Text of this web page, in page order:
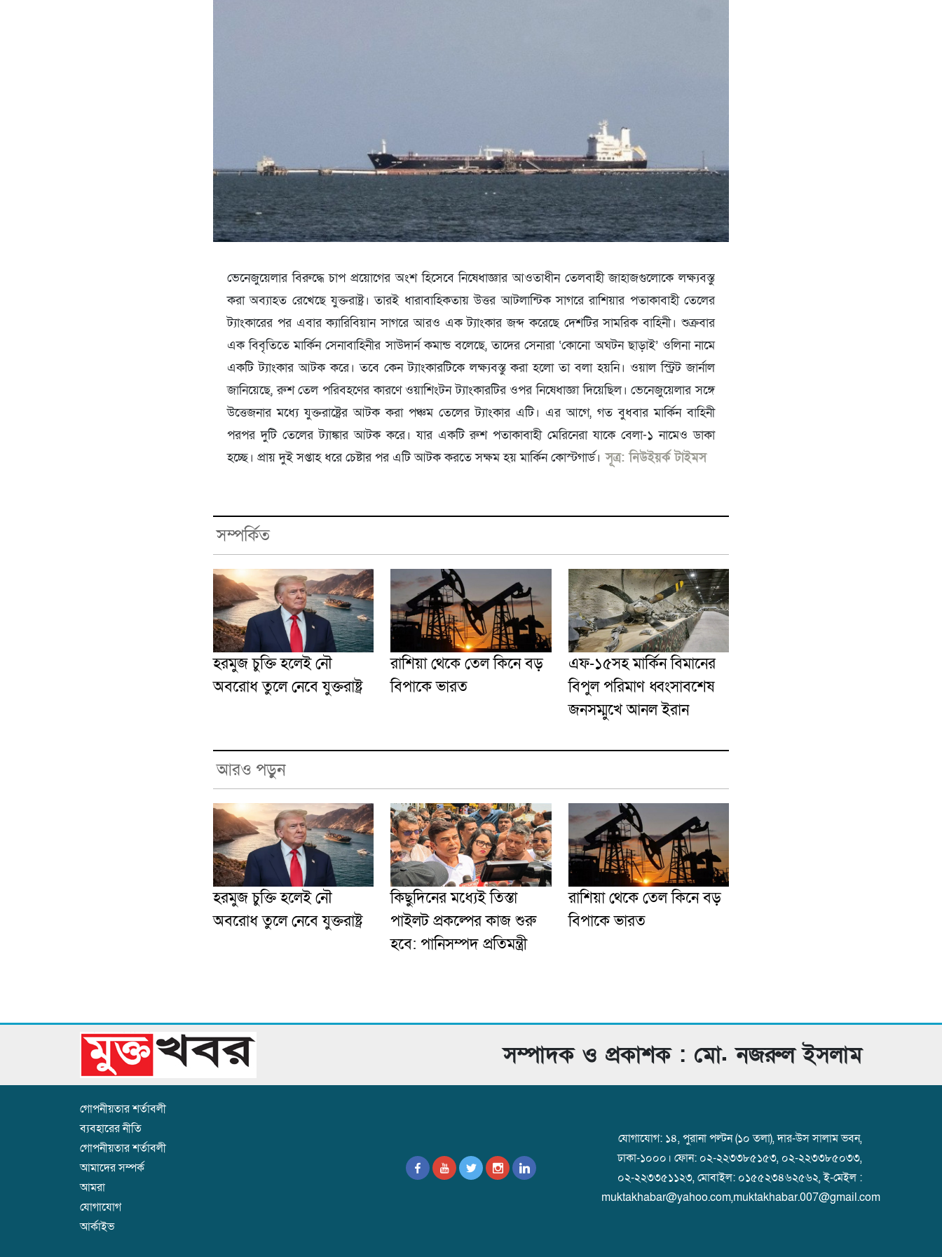
ভেনেজুয়েলার বিরুদ্ধে চাপ প্রয়োগের অংশ হিসেবে নিষেধাজ্ঞার আওতাধীন তেলবাহী জাহাজগুলোকে লক্ষ্যবস্তু
করা অব্যাহত রেখেছে যুক্তরাষ্ট্র। তারই ধারাবাহিকতায় উত্তর আটলান্টিক সাগরে রাশিয়ার পতাকাবাহী তেলের
ট্যাংকারের পর এবার ক্যারিবিয়ান সাগরে আরও এক ট্যাংকার জব্দ করেছে দেশটির সামরিক বাহিনী। শুক্রবার
এক বিবৃতিতে মার্কিন সেনাবাহিনীর সাউদার্ন কমান্ড বলেছে, তাদের সেনারা ‘কোনো অঘটন ছাড়াই’ ওলিনা নামে
একটি ট্যাংকার আটক করে। তবে কেন ট্যাংকারটিকে লক্ষ্যবস্তু করা হলো তা বলা হয়নি। ওয়াল স্ট্রিট জার্নাল
জানিয়েছে, রুশ তেল পরিবহণের কারণে ওয়াশিংটন ট্যাংকারটির ওপর নিষেধাজ্ঞা দিয়েছিল। ভেনেজুয়েলার সঙ্গে
উত্তেজনার মধ্যে যুক্তরাষ্ট্রের আটক করা পঞ্চম তেলের ট্যাংকার এটি। এর আগে, গত বুধবার মার্কিন বাহিনী
পরপর দুটি তেলের ট্যাঙ্কার আটক করে। যার একটি রুশ পতাকাবাহী মেরিনেরা যাকে বেলা-১ নামেও ডাকা
হচ্ছে। প্রায় দুই সপ্তাহ ধরে চেষ্টার পর এটি আটক করতে সক্ষম হয় মার্কিন কোস্টগার্ড। সূত্র: নিউইয়র্ক টাইমস
সম্পর্কিত
হরমুজ চুক্তি হলেই নৌ
অবরোধ তুলে নেবে যুক্তরাষ্ট্র
রাশিয়া থেকে তেল কিনে বড়
বিপাকে ভারত
এফ-১৫সহ মার্কিন বিমানের
বিপুল পরিমাণ ধ্বংসাবশেষ
জনসম্মুখে আনল ইরান
আরও পড়ুন
হরমুজ চুক্তি হলেই নৌ
অবরোধ তুলে নেবে যুক্তরাষ্ট্র
কিছুদিনের মধ্যেই তিস্তা
পাইলট প্রকল্পের কাজ শুরু
হবে: পানিসম্পদ প্রতিমন্ত্রী
রাশিয়া থেকে তেল কিনে বড়
বিপাকে ভারত
সম্পাদক ও প্রকাশক : মো. নজরুল ইসলাম
গোপনীয়তার শর্তাবলী
ব্যবহারের নীতি
গোপনীয়তার শর্তাবলী
আমাদের সম্পর্ক
আমরা
যোগাযোগ
আর্কাইভ
যোগাযোগ: ১৪, পুরানা পল্টন (১০ তলা), দার-উস সালাম ভবন,
ঢাকা-১০০০। ফোন: ০২-২২৩৩৮৫১৫৩, ০২-২২৩৩৮৫০৩৩,
০২-২২৩৩৫১১২৩, মোবাইল: ০১৫৫২৩৪৬২৫৬২, ই-মেইল :
muktakhabar@yahoo.com,muktakhabar.007@gmail.com